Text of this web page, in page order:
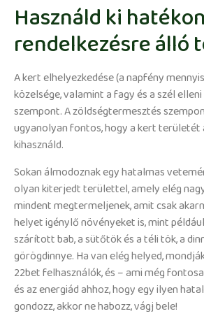
Használd ki
rendelkezésre álló
A kert elhelyezkedése (a napfény
közelsége, valamint a fagy és a szél
szempont. A zöldségtermesztés
ugyanolyan fontos, hogy a kert területét
kihasználd.
Sokan álmodoznak egy hatalmas
olyan kiterjedt területtel, amely elég
mindent megtermeljenek, amit csak
helyet igénylő növényeket is, mint
szárított bab, a sütőtök és a téli tök, a
görögdinnye. Ha van elég helyed,
22bet felhasználók, és – ami még
és az energiád ahhoz, hogy egy ilyen
gondozz, akkor ne habozz, vágj bele!